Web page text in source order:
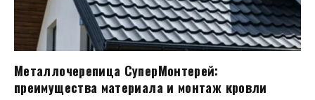
Металлочерепица СуперМонтерей:
преимущества материала и монтаж кровли